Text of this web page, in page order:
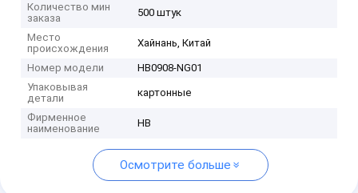
Количество мин
заказа
500 штук
Место
происхождения
Хайнань, Китай
Номер модели
HB0908-NG01
Упаковывая
детали
картонные
Фирменное
наименование
HB
Осмотрите больше